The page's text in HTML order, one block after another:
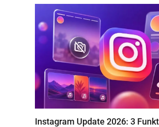
Instagram Update 2026: 3